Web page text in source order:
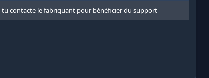
tu contacte le fabriquant pour bénéficier du support